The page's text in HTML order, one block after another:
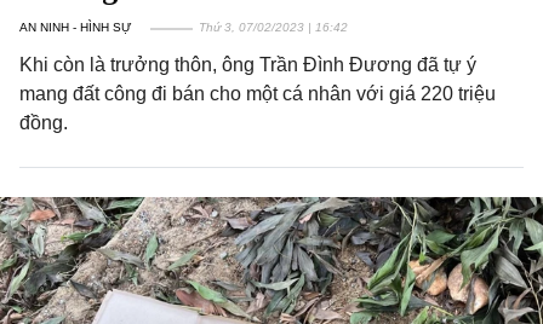
AN NINH - HÌNH SỰ Thứ 3, 07/02/2023 | 16:42
Khi còn là trưởng thôn, ông Trần Đình Đương đã tự ý
mang đất công đi bán cho một cá nhân với giá 220 triệu
đồng.